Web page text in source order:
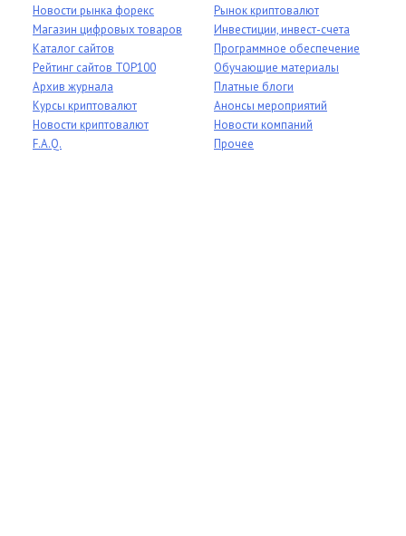
Новости рынка форекс
Магазин цифровых товаров
Каталог сайтов
Рейтинг сайтов TOP100
Архив журнала
Курсы криптовалют
Новости криптовалют
F.A.Q.
Рынок криптовалют
Инвестиции, инвест-счета
Программное обеспечение
Обучающие материалы
Платные блоги
Анонсы мероприятий
Новости компаний
Прочее